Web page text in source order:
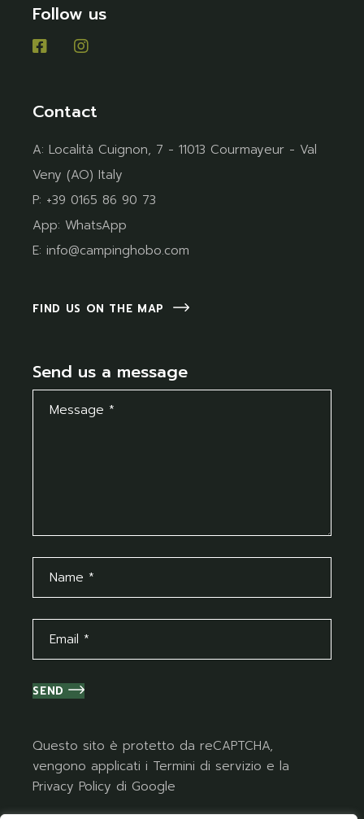
Follow us
Contact
A:Località Cuignon, 7 - 11013 Courmayeur - Val
Veny (AO) Italy
P: +39 0165 86 90 73
App: WhatsApp
E:info@campinghobo.com
FIND US ON THE MAP
Send us a message
SEND
Questo sito è protetto da reCAPTCHA,
vengono applicati i Termini di servizio e la
Privacy Policy di Google